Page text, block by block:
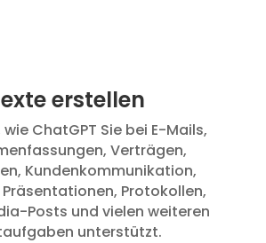
erstellen
wie ChatGPT Sie bei E-Mails,
Verträgen,
Kundenkommunikation,
Protokollen,
Posts und vielen weiteren
unterstützt.